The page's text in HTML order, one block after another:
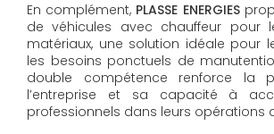
En complément, PLASSE ENERGIES
de véhicules avec chauffeur pour
matériaux, une solution idéale pour
les besoins ponctuels de
double compétence renforce la
l’entreprise et sa capacité à
professionnels dans leurs opérations